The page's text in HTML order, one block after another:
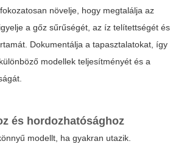
növelje, hogy megtalálja az
a gőz sűrűségét, az íz telítettségét és
Dokumentálja a tapasztalatokat, így
modellek teljesítményét és a
és hordozhatósághoz
modellt, ha gyakran utazik.